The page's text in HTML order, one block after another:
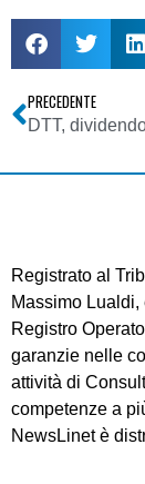
PRECEDENTE
Registrato al
Massimo Lualdi,
Registro
garanzie nelle
attività di
competenze a
NewsLinet è